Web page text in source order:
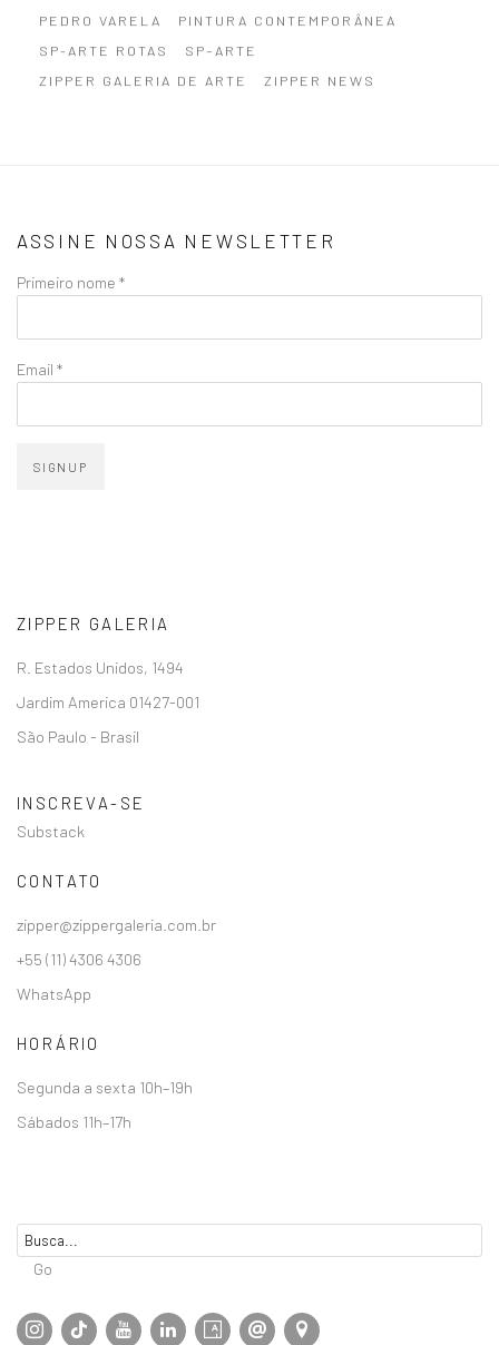
PEDRO VARELA
PINTURA CONTEMPORÂNEA
SP-ARTE ROTAS
SP–ARTE
ZIPPER GALERIA DE ARTE
ZIPPER NEWS
ASSINE NOSSA NEWSLETTER
Primeiro nome *
Email *
SIGNUP
ZIPPER GALERIA
R. Estados Unidos, 1494
Jardim America 01427-001
São Paulo - Brasil
INSCREVA-SE
Substack
CONTATO
zipper@zippergaleria.com.br
+55 (11) 4306 4306
WhatsApp
HORÁRIO
Segunda a sexta 10h–19h
Sábados 11h–17h
Go